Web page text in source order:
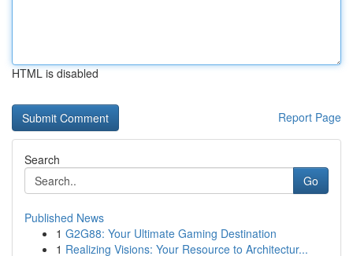
HTML is disabled
Report Page
Search
Go
Published News
1 G2G88: Your Ultimate Gaming Destination
1 Realizing Visions: Your Resource to Architectur...